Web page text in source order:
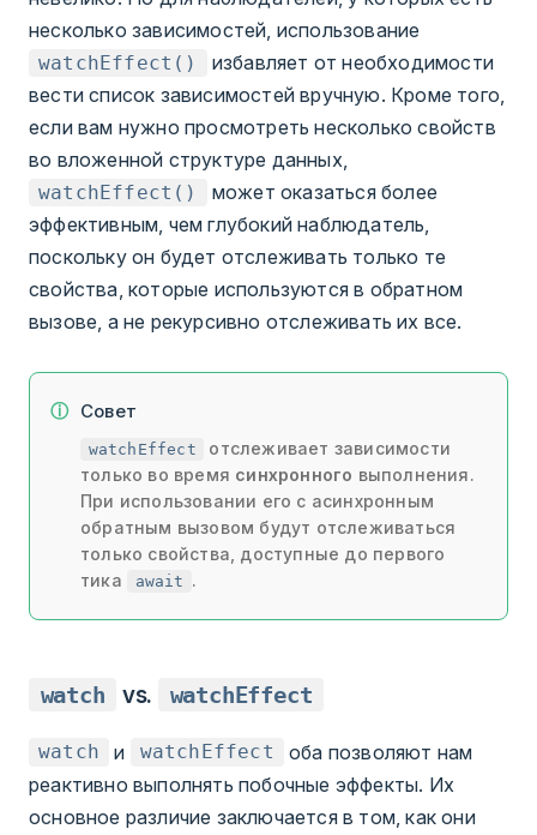
несколько зависимостей, использование
watchEffect()
избавляет от необходимости
вести список зависимостей вручную. Кроме того,
если вам нужно просмотреть несколько свойств
во вложенной структуре данных,
watchEffect()
может оказаться более
эффективным, чем глубокий наблюдатель,
поскольку он будет отслеживать только те
свойства, которые используются в обратном
вызове, а не рекурсивно отслеживать их все.
Совет
watchEffect
отслеживает зависимости
только во время синхронного выполнения.
При использовании его с асинхронным
обратным вызовом будут отслеживаться
только свойства, доступные до первого
тика
await .
watch vs. watchEffect
watch и watchEffect
оба позволяют нам
реактивно выполнять побочные эффекты. Их
основное различие заключается в том, как они